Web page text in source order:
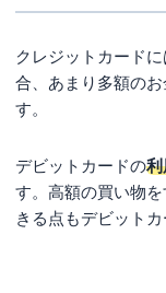
クレジットカード
合、あまり多額の
す。
デビットカードの利
す。高額の買い物
きる点もデビット